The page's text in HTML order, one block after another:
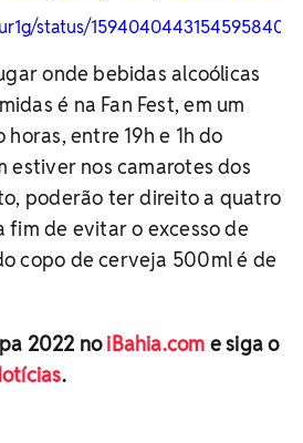
status/1594040443154595840
onde bebidas alcoólicas
é na Fan Fest, em um
entre 19h e 1h do
estiver nos camarotes dos
poderão ter direito a quatro
fim de evitar o excesso de
copo de cerveja 500ml é de
2022 noiBahia.com e siga o
.